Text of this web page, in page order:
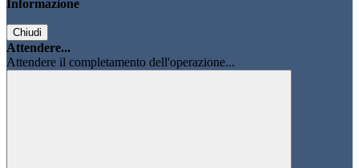
Informazione
Chiudi
Attendere...
Attendere il completamento dell'operazione...